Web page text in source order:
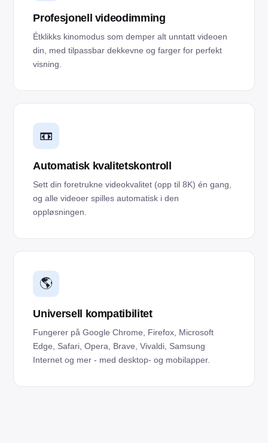
Profesjonell videodimming
Étklikks kinomodus som demper alt unntatt videoen
din, med tilpassbar dekkevne og farger for perfekt
visning.
📼
Automatisk kvalitetskontroll
Sett din foretrukne videokvalitet (opp til 8K) én gang,
og alle videoer spilles automatisk i den
oppløsningen.
🌎
Universell kompatibilitet
Fungerer på Google Chrome, Firefox, Microsoft
Edge, Safari, Opera, Brave, Vivaldi, Samsung
Internet og mer - med desktop- og mobilapper.